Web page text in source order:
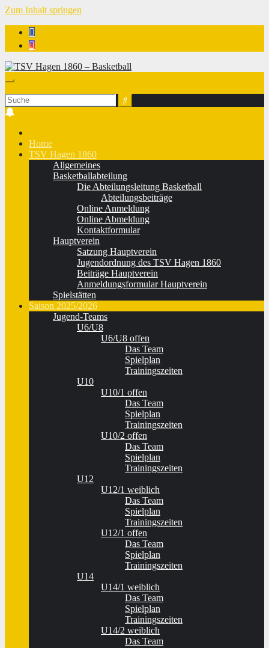
Zum Inhalt springen
Home
TSV Hagen 1860
Allgemeines
Basketballabteilung
Die Abteilungsleitung Basketball
Abteilungsbeiträge
Online Anmeldung
Online Abmeldung
Kontaktformular
Hauptverein
Satzung Hauptverein
Jugendordnung des TSV Hagen 1860
Beiträge Hauptverein
Anmeldungsformular Hauptverein
Spielstätten
Saison 2025/2026
Jugend-Teams
U6/U8
U6/U8 offen
Das Team
Spielplan
Trainingszeiten
U10
U10/1 offen
Das Team
Spielplan
Trainingszeiten
U10/2 offen
Das Team
Spielplan
Trainingszeiten
U12
U12/1 weiblich
Das Team
Spielplan
Trainingszeiten
U12/1 offen
Das Team
Spielplan
Trainingszeiten
U14
U14/1 weiblich
Das Team
Spielplan
Trainingszeiten
U14/2 weiblich
Das Team